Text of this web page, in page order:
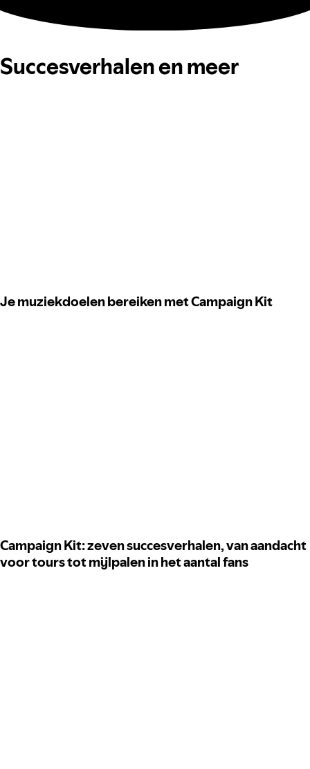
Succesverhalen en meer
Je muziekdoelen bereiken met Campaign Kit
Campaign Kit: zeven succesverhalen, van aandacht
voor tours tot mijlpalen in het aantal fans